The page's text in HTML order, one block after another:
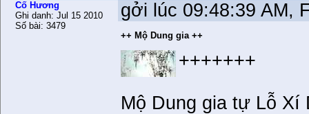
Cố Hương
Ghi danh: Jul 15 2010
Số bài: 3479
gởi lúc 09:48:39 AM,
++ Mộ Dung gia ++
+++++++
Mộ Dung gia tự Lỗ Xí